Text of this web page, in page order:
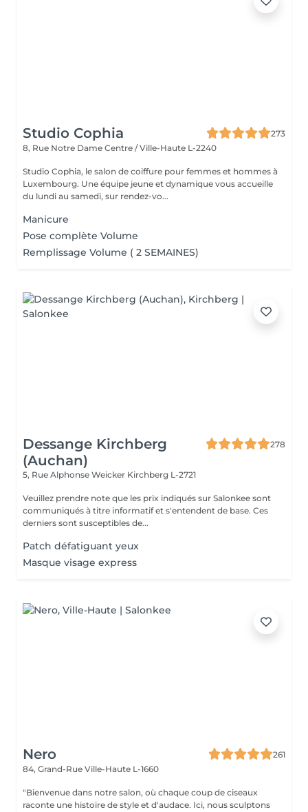
Studio Cophia
273
8, Rue Notre Dame Centre / Ville-Haute L-2240
Studio Cophia, le salon de coiffure pour femmes et hommes à
Luxembourg. Une équipe jeune et dynamique vous accueille
du lundi au samedi, sur rendez-vo...
Manicure
Pose complète Volume
Remplissage Volume ( 2 SEMAINES)
Dessange Kirchberg
(Auchan)
278
5, Rue Alphonse Weicker Kirchberg L-2721
Veuillez prendre note que les prix indiqués sur Salonkee sont
communiqués à titre informatif et s'entendent de base. Ces
derniers sont susceptibles de...
Patch défatiguant yeux
Masque visage express
Nero
261
84, Grand-Rue Ville-Haute L-1660
"Bienvenue dans notre salon, où chaque coup de ciseaux
raconte une histoire de style et d'audace. Ici, nous sculptons